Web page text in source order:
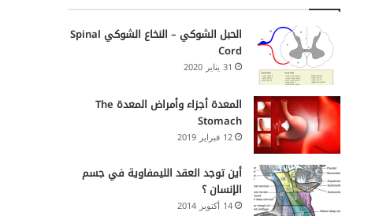
الحبل الشوكي – النخاع الشوكي Spinal
Cord
31 يناير 2020
المعدة أجزاء وأمراض المعدة The
Stomach
12 فبراير 2019
أين توجد العقد الليمفاوية في جسم
الإنسان ؟
14 أكتوبر 2014